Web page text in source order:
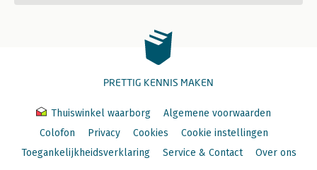
PRETTIG KENNIS MAKEN
Thuiswinkel waarborg
Algemene voorwaarden
Colofon
Privacy Cookies
Cookie instellingen
Toegankelijkheidsverklaring
Service & Contact Over ons